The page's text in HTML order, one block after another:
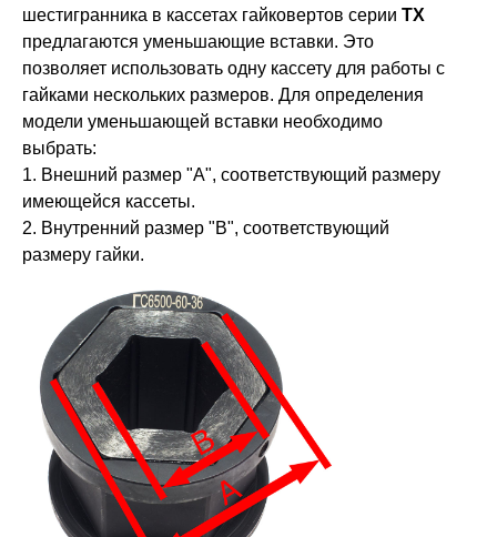
шестигранника в кассетах гайковертов серииTX
предлагаются уменьшающие вставки. Это
позволяет использовать одну кассету для работы с
гайками нескольких размеров. Для определения
модели уменьшающей вставки необходимо
выбрать:
1. Внешний размер "А", соответствующий размеру
имеющейся кассеты.
2. Внутренний размер "В", соответствующий
размеру гайки.